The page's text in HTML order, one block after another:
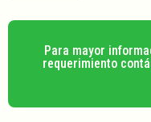
Para mayor
requerimiento